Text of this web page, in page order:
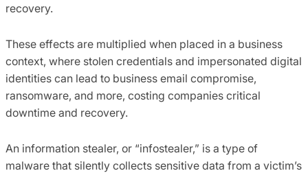
recovery.
These effects are multiplied when placed in a business
context, where stolen credentials and impersonated digital
identities can lead to business email compromise,
ransomware, and more, costing companies critical
downtime and recovery.
An information stealer, or “infostealer,” is a type of
malware that silently collects sensitive data from a victim’s